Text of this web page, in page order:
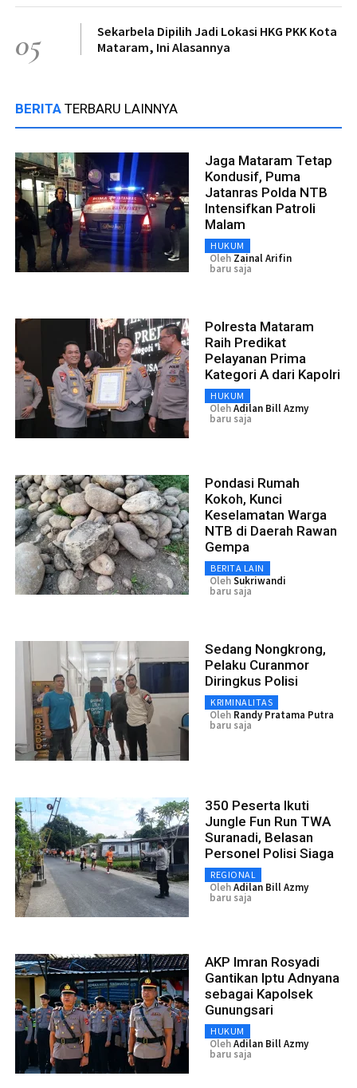
05
Sekarbela Dipilih Jadi Lokasi HKG PKK Kota
Mataram, Ini Alasannya
BERITA TERBARU LAINNYA
Jaga Mataram Tetap
Kondusif, Puma
Jatanras Polda NTB
Intensifkan Patroli
Malam
HUKUM
Oleh Zainal Arifin
baru saja
Polresta Mataram
Raih Predikat
Pelayanan Prima
Kategori A dari Kapolri
HUKUM
OlehAdilan Bill Azmy
baru saja
Pondasi Rumah
Kokoh, Kunci
Keselamatan Warga
NTB di Daerah Rawan
Gempa
BERITA LAIN
OlehSukriwandi
baru saja
Sedang Nongkrong,
Pelaku Curanmor
Diringkus Polisi
KRIMINALITAS
Oleh Randy Pratama Putra
baru saja
350 Peserta Ikuti
Jungle Fun Run TWA
Suranadi, Belasan
Personel Polisi Siaga
REGIONAL
OlehAdilan Bill Azmy
baru saja
AKP Imran Rosyadi
Gantikan Iptu Adnyana
sebagai Kapolsek
Gunungsari
HUKUM
OlehAdilan Bill Azmy
baru saja